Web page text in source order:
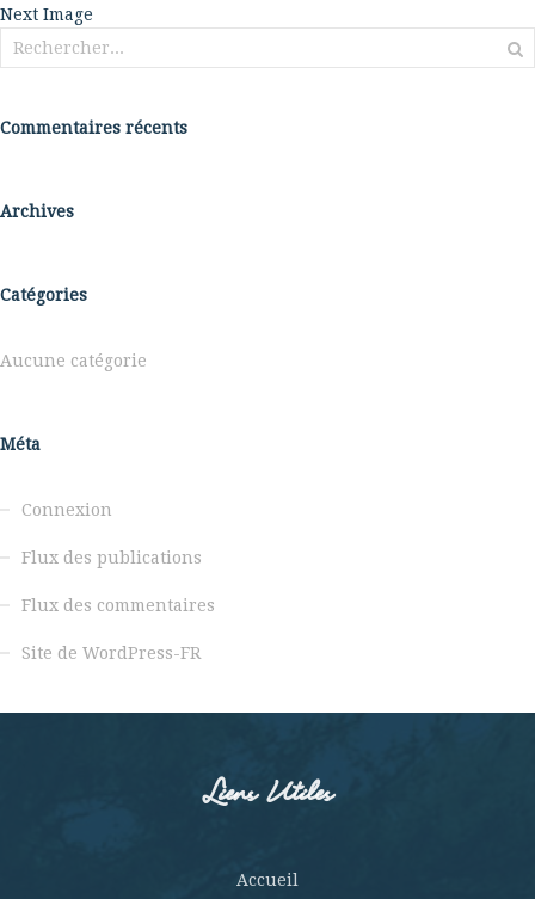
Next Image
Rechercher :
Commentaires récents
Archives
Catégories
Aucune catégorie
Méta
Connexion
Flux des publications
Flux des commentaires
Site de WordPress-FR
Liens Utiles
Accueil